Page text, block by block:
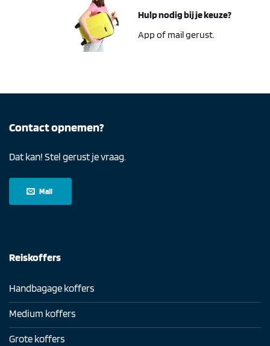
Hulp nodig bij je keuze?
App of mail gerust.
Contact opnemen?
Dat kan! Stel gerust je vraag.
Mail
Reiskoffers
Handbagage koffers
Medium koffers
Grote koffers